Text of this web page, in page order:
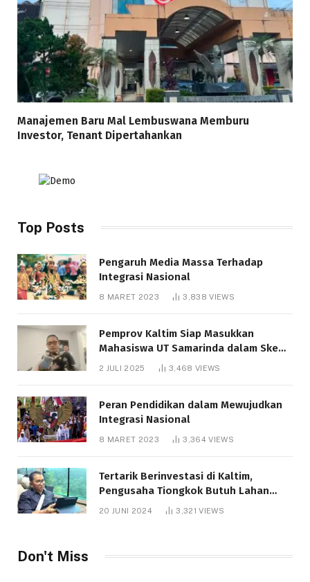
Manajemen Baru Mal Lembuswana Memburu
Investor, Tenant Dipertahankan
Top Posts
Pengaruh Media Massa Terhadap
Integrasi Nasional
8 MARET 2023 3,838VIEWS
Pemprov Kaltim Siap Masukkan
Mahasiswa UT Samarinda dalam Skema
Bantuan Pendidikan Gratispol
2 JULI 2025 3,468 VIEWS
Peran Pendidikan dalam Mewujudkan
Integrasi Nasional
8 MARET 2023 3,364VIEWS
Tertarik Berinvestasi di Kaltim,
Pengusaha Tiongkok Butuh Lahan
1.000 Hektare
20 JUNI 2024 3,321VIEWS
Don't Miss